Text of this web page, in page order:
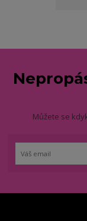
Můžete se